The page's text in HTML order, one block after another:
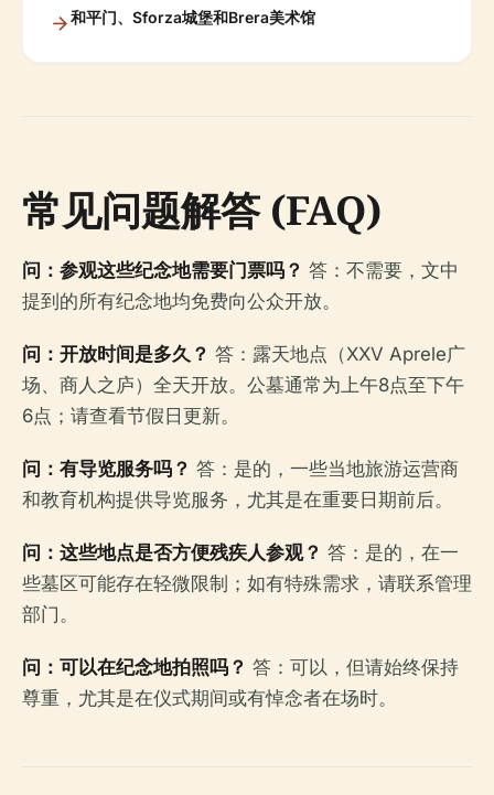
和平门、Sforza城堡和Brera美术馆
常见问题解答 (FAQ)
问：参观这些纪念地需要门票吗？ 答：不需要，文中
提到的所有纪念地均免费向公众开放。
问：开放时间是多久？ 答：露天地点（XXV Aprele广
场、商人之庐）全天开放。公墓通常为上午8点至下午
6点；请查看节假日更新。
问：有导览服务吗？ 答：是的，一些当地旅游运营商
和教育机构提供导览服务，尤其是在重要日期前后。
问：这些地点是否方便残疾人参观？ 答：是的，在一
些墓区可能存在轻微限制；如有特殊需求，请联系管理
部门。
问：可以在纪念地拍照吗？ 答：可以，但请始终保持
尊重，尤其是在仪式期间或有悼念者在场时。